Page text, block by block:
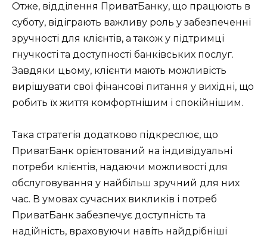
Отже, відділення ПриватБанку, що працюють в
суботу, відіграють важливу роль у забезпеченні
зручності для клієнтів, а також у підтримці
гнучкості та доступності банківських послуг.
Завдяки цьому, клієнти мають можливість
вирішувати свої фінансові питання у вихідні, що
робить їх життя комфортнішим і спокійнішим.
Така стратегія додатково підкреслює, що
ПриватБанк орієнтований на індивідуальні
потреби клієнтів, надаючи можливості для
обслуговування у найбільш зручний для них
час. В умовах сучасних викликів і потреб
ПриватБанк забезпечує доступність та
надійність, враховуючи навіть найдрібніші